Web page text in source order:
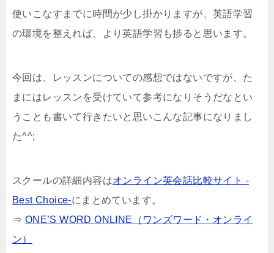
使いこなすまでに時間が少し掛かりますが、英語学習
の環境を整えれば、より英語学習も捗ると思います。
今回は、レッスンについての感想ではないですが、た
まにはレッスンを受けていて参考になりそうだなとい
うことも書いて行きたいと思いこんな記事になりまし
た^^;
スクールの詳細内容はオンライン英会話比較サイト -
Best Choice-にまとめています。
⇒ ONE’S WORD ONLINE（ワンズワード・オンライ
ン）